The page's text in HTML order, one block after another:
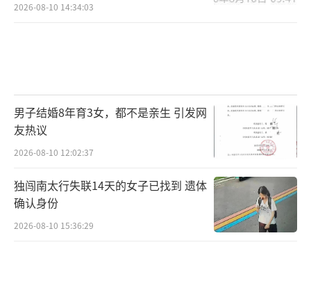
2026-08-10 14:34:03
男子结婚8年育3女，都不是亲生 引发网
友热议
2026-08-10 12:02:37
独闯南太行失联14天的女子已找到 遗体
确认身份
2026-08-10 15:36:29